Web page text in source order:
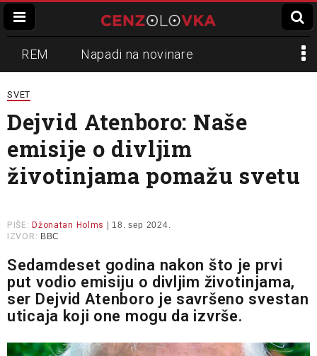
REM Napadi na novinare
Zvučni top
Propaganda Lokalni mediji
Informer Slavko Ćuruvija
SVET
Dejvid Atenboro: Naše
emisije o divljim
životinjama pomažu svetu
PIŠE: Džonatan Holms
| 18. sep 2024.
IZVOR: BBC
Sedamdeset godina nakon što je prvi
put vodio emisiju o divljim životinjama,
ser Dejvid Atenboro je savršeno svestan
uticaja koji one mogu da izvrše.